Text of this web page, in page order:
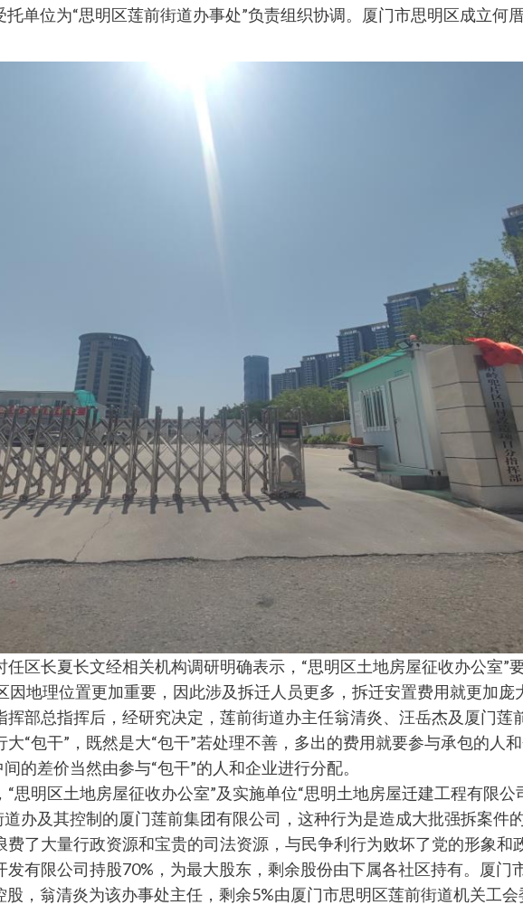
单位为“思明区莲前街道办事处”负责组织协调。厦门市思明区成立何
区长夏长文经相关机构调研明确表示，“思明区土地房屋征收办公室”
地理位置更加重要，因此涉及拆迁人员更多，拆迁安置费用就更加庞
部总指挥后，经研究决定，莲前街道办主任翁清炎、汪岳杰及厦门莲
“包干”，既然是大“包干”若处理不善，多出的费用就要参与承包的人
的差价当然由参与“包干”的人和企业进行分配。
思明区土地房屋征收办公室”及实施单位“思明土地房屋迁建工程有限
办及其控制的厦门莲前集团有限公司，这种行为是造成大批强拆案件
了大量行政资源和宝贵的司法资源，与民争利行为败坏了党的形象和
有限公司持股70%，为最大股东，剩余股份由下属各社区持有。厦门
，翁清炎为该办事处主任，剩余5%由厦门市思明区莲前街道机关工会